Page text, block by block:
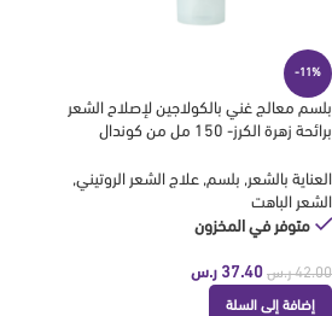
-11%
بلسم معالج غني بالكولاجين لإصلاح الشعر
برائحة زهرة الكرز- 150 مل من كوندال
العناية بالشعر, بلسم, علاج الشعر الروتيني,
الشعر الباهت
متوفر في المخزون
42.00 ر.س 37.40 ر.س
إضافة إلى السلة